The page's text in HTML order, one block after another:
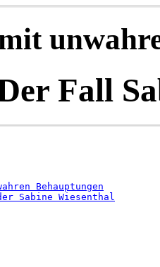
Fall
Behauptungen
Sabine Wiesenthal